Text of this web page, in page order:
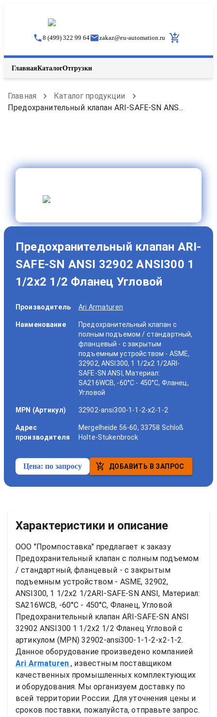
8 (499) 322 99 64 zakaz@eu-automation.ru
ГлавнаяКаталогОтгрузки
Главная
Каталог продукции
Предохранительный клапан ARI-SAFE-SN ANS...
Предохранительный клапан ARI-
SAFE-SN ANSI 32902 ANSI300 1
1/2x2 1/2 Фланец Угловой
Производитель Ari Armaturen
Наименование
Предохранительный клапан с
полным подъемом / стандартный,
фланцевый - с закрытым
подъемным устройством - ASME,
32902, ANSI300, 1 1/2x2 1/2ARI-
SAFE-SN ANSI, Материал:
SA216WCB, -60°C - 450°C, Фланец,
Угловой
MPN (Артикул) 32902-ansi300-1-1-2-x2-1-2
Адрес
производителя
Mergelheide 56-60, 33758 Schloß
Holte-Stukenbrock
Цена: по запросу ДОБАВИТЬ В ЗАПРОС
Характеристики и описание
ООО "Промпоставка" предлагает к заказу
Предохранительный клапан с полным подъемом
/ стандартный, фланцевый - с закрытым
подъемным устройством - ASME, 32902,
ANSI300, 1 1/2x2 1/2ARI-SAFE-SN ANSI, Материал:
SA216WCB, -60°C - 450°C, Фланец, Угловой
Предохранительный клапан ARI-SAFE-SN ANSI
32902 ANSI300 1 1/2x2 1/2 Фланец Угловой с
артикулом (MPN) 32902-ansi300-1-1-2-x2-1-2.
Данное оборудование произведено компанией
Ari Armaturen , известным поставщиком
качественных промышленных комплектующих
и оборудования. Мы организуем доставку по
всей территории России. Для уточнения цены и
сроков поставки, пожалуйста, отправьте запрос.